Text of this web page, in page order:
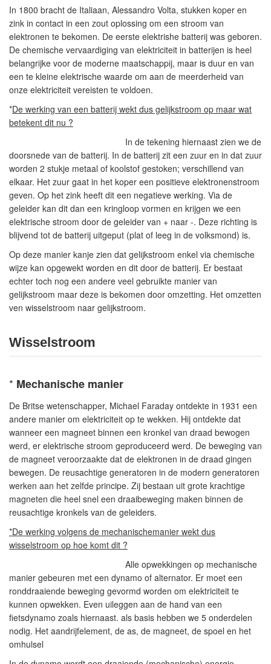
In 1800 bracht de Italiaan, Alessandro Volta, stukken koper en
zink in contact in een zout oplossing om een stroom van
elektronen te bekomen. De eerste elektrishe batterij was geboren.
De chemische vervaardiging van elektriciteit in batterijen is heel
belangrijke voor de moderne maatschappij, maar is duur en van
een te kleine elektrische waarde om aan de meerderheid van
onze elektriciteit vereisten te voldoen.
*De werking van een batterij wekt dus gelijkstroom op maar wat
betekent dit nu ?
In de tekening hiernaast zien we de
doorsnede van de batterij. In de batterij zit een zuur en in dat zuur
worden 2 stukje metaal of koolstof gestoken; verschillend van
elkaar. Het zuur gaat in het koper een positieve elektronenstroom
geven. Op het zink heeft dit een negatieve werking. Via de
geleider kan dit dan een kringloop vormen en krijgen we een
elektrische stroom door de geleider van + naar -. Deze richting is
blijvend tot de batterij uitgeput (plat of leeg in de volksmond) is.
Op deze manier kanje zien dat gelijkstroom enkel via chemische
wijze kan opgewekt worden en dit door de batterij. Er bestaat
echter toch nog een andere veel gebruikte manier van
gelijkstroom maar deze is bekomen door omzetting. Het omzetten
ven wisselstroom naar gelijkstroom.
Wisselstroom
* Mechanische manier
De Britse wetenschapper, Michael Faraday ontdekte in 1931 een
andere manier om elektriciteit op te wekken. Hij ontdekte dat
wanneer een magneet binnen een kronkel van draad bewogen
werd, er elektrische stroom geproduceerd werd. De beweging van
de magneet veroorzaakte dat de elektronen in de draad gingen
bewegen. De reusachtige generatoren in de modern generatoren
werken aan het zelfde principe. Zij bestaan uit grote krachtige
magneten die heel snel een draaibeweging maken binnen de
reusachtige kronkels van de geleiders.
*De werking volgens de mechanischemanier wekt dus
wisselstroom op hoe komt dit ?
Alle opwekkingen op mechanische
manier gebeuren met een dynamo of alternator. Er moet een
ronddraaiende beweging gevormd worden om elektriciteit te
kunnen opwekken. Even uileggen aan de hand van een
fietsdynamo zoals hiernaast. als basis hebben we 5 onderdelen
nodig. Het aandrijfelement, de as, de magneet, de spoel en het
omhulsel